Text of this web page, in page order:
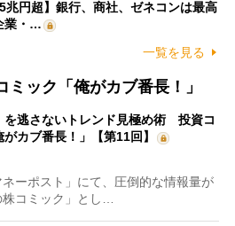
兆円超】銀行、商社、ゼネコンは最高
業・…
一覧を見る
ック「俺がカブ番長！」
を逃さないトレンド見極め術 投資コ
がカブ番長！」【第11回】
ーポスト」にて、圧倒的な情報量が
コミック」とし…